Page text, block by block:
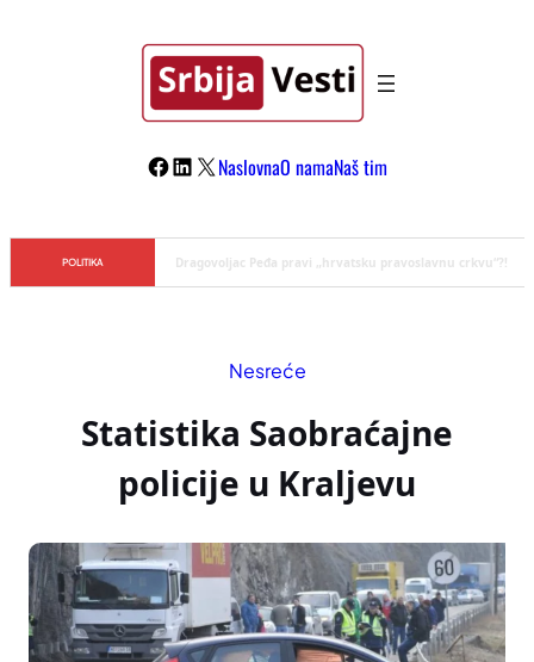
Facebook
LinkedIn
X NaslovnaO namaNaš tim
POLITIKA Đilas/Šolak propaganda uspela u dehumanizaciji Vučića
Nesreće
Statistika Saobraćajne
policije u Kraljevu